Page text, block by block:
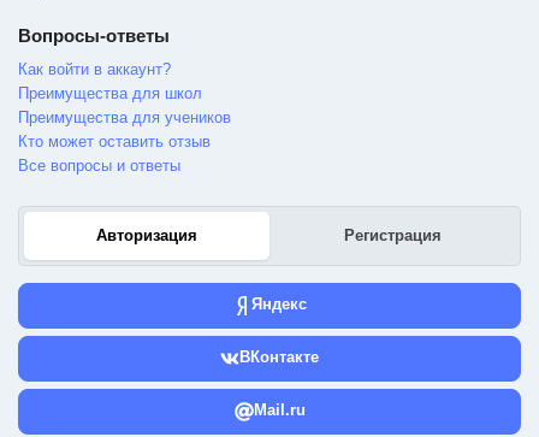
Вопросы-ответы
Как войти в аккаунт?
Преимущества для школ
Преимущества для учеников
Кто может оставить отзыв
Все вопросы и ответы
Авторизация Регистрация
Яндекс
ВКонтакте
Mail.ru